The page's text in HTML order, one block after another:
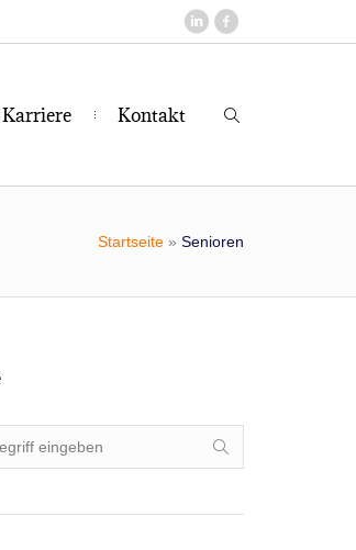
Kar­rie­re Kon­takt
Startseite » Senioren